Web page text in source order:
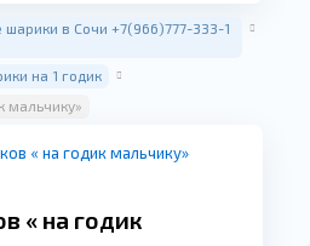
в Сочи +7(966)777-333-1
на 1 годик
мальчику»
« на годик